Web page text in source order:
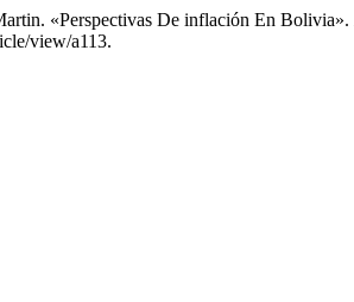
«Perspectivas De inflación En Bolivia».
view/a113.